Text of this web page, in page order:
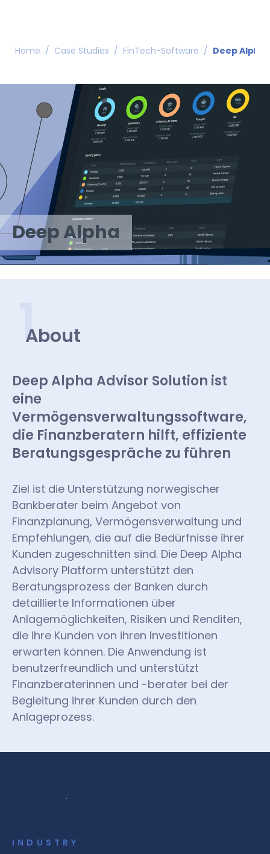
Home / Case Studies / FinTech-Software / Deep Alpha
Deep Alpha
1
About
Deep Alpha Advisor Solution ist
eine
Vermögensverwaltungssoftware,
die Finanzberatern hilft, effiziente
Beratungsgespräche zu führen
Ziel ist die Unterstützung norwegischer
Bankberater beim Angebot von
Finanzplanung, Vermögensverwaltung und
Empfehlungen, die auf die Bedürfnisse ihrer
Kunden zugeschnitten sind. Die Deep Alpha
Advisory Platform unterstützt den
Beratungsprozess der Banken durch
detaillierte Informationen über
Anlagemöglichkeiten, Risiken und Renditen,
die ihre Kunden von ihren Investitionen
erwarten können. Die Anwendung ist
benutzerfreundlich und unterstützt
Finanzberaterinnen und -berater bei der
Begleitung ihrer Kunden durch den
Anlageprozess.
INDUSTRY